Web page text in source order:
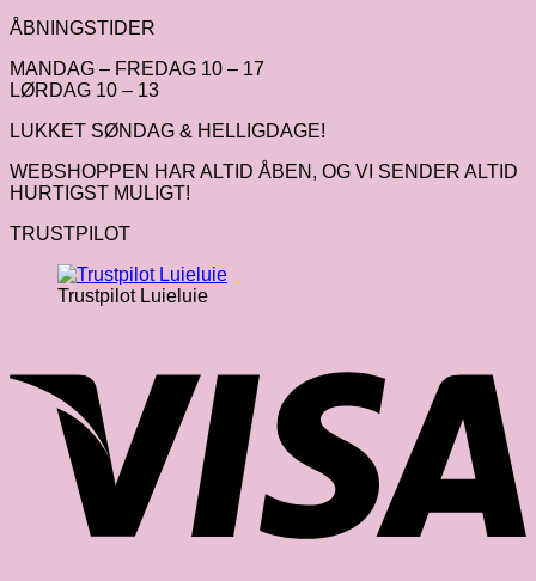
ÅBNINGSTIDER
MANDAG – FREDAG 10 – 17
LØRDAG 10 – 13
LUKKET SØNDAG & HELLIGDAGE!
WEBSHOPPEN HAR ALTID ÅBEN, OG VI SENDER ALTID
HURTIGST MULIGT!
TRUSTPILOT
Trustpilot Luieluie